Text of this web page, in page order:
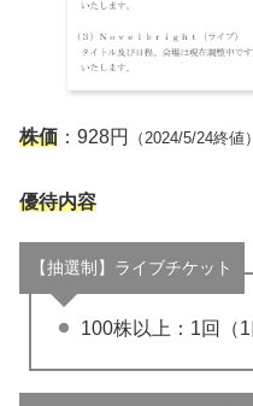
株価 ：928円 （2024/5/24終値）
優待内容
【抽選制】ライブチケット
100株以上：1回（1